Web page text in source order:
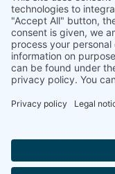
+91-11-42883851
sales@linseis.in